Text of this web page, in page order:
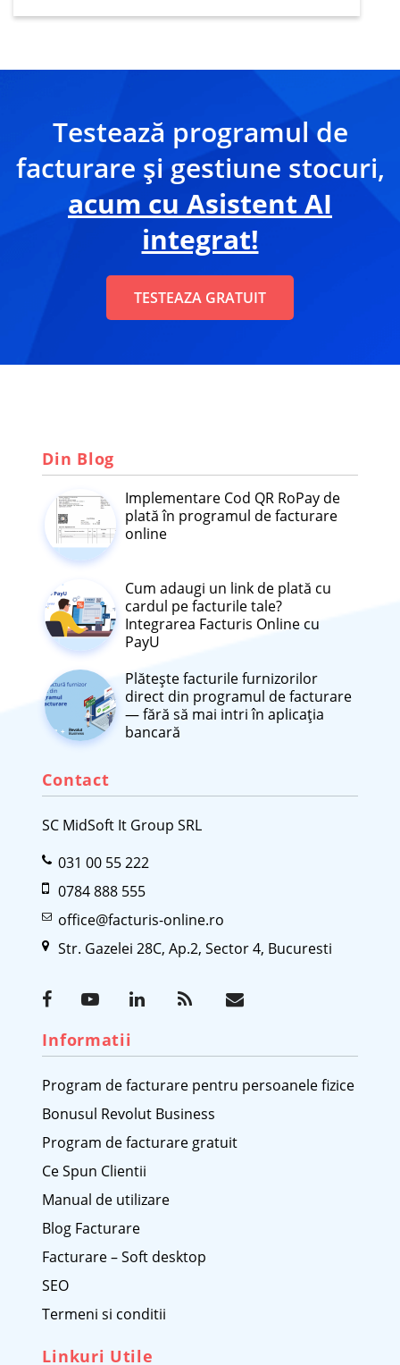
de afaceri faptul că tot mai mulți deținători
Testează programul de
facturare și gestiune stocuri,
acum cu Asistent AI
integrat!
TESTEAZA GRATUIT
Din Blog
Implementare Cod QR RoPay de
plată în programul de facturare
online
Cum adaugi un link de plată cu
cardul pe facturile tale?
Integrarea Facturis Online cu
PayU
Plătește facturile furnizorilor
direct din programul de facturare
— fără să mai intri în aplicația
bancară
Contact
SC MidSoft It Group SRL
031 00 55 222
0784 888 555
office@facturis-online.ro
Str. Gazelei 28C, Ap.2, Sector 4, Bucuresti
Informatii
Program de facturare pentru persoanele fizice
Bonusul Revolut Business
Program de facturare gratuit
Ce Spun Clientii
Manual de utilizare
Blog Facturare
Facturare – Soft desktop
SEO
Termeni si conditii
Linkuri Utile